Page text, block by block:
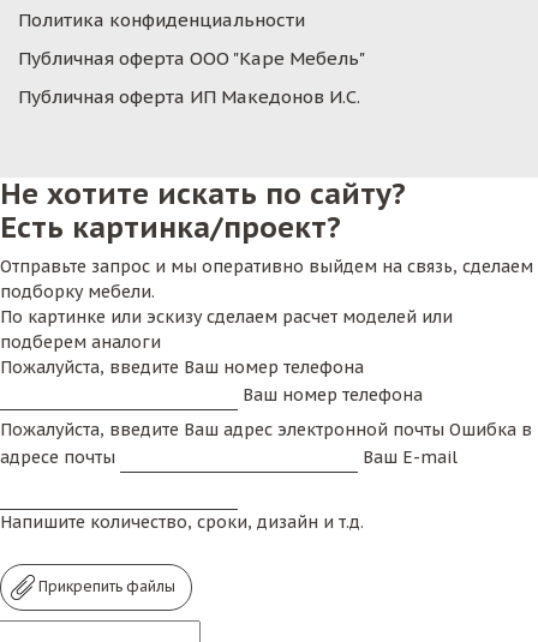
Политика конфиденциальности
Публичная оферта ООО "Каре Мебель"
Публичная оферта ИП Македонов И.С.
Не хотите искать по сайту?
Есть картинка/проект?
Отправьте запрос и мы оперативно выйдем на связь, сделаем
подборку мебели.
По картинке или эскизу сделаем расчет моделей или
подберем аналоги
Пожалуйста, введите Ваш номер телефона
Ваш номер телефона
Пожалуйста, введите Ваш адрес электронной почты Ошибка в
адресе почты
Ваш E-mail
Напишите количество, сроки, дизайн и т.д.
Прикрепить файлы